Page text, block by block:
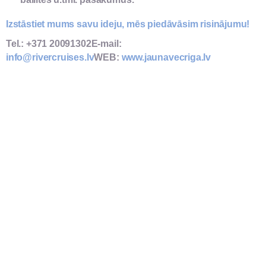
Izstāstiet mums savu ideju, mēs piedāvāsim risinājumu!
Tel.: +371 20091302E-mail:
info@rivercruises.lvWEB: www.jaunavecriga.lv